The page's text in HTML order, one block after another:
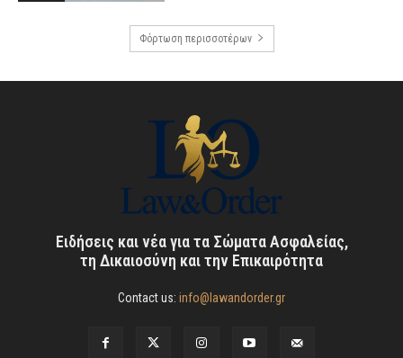
Φόρτωση περισσοτέρων
Ειδήσεις και νέα για τα Σώματα Ασφαλείας,
τη Δικαιοσύνη και την Επικαιρότητα
Contact us: info@lawandorder.gr